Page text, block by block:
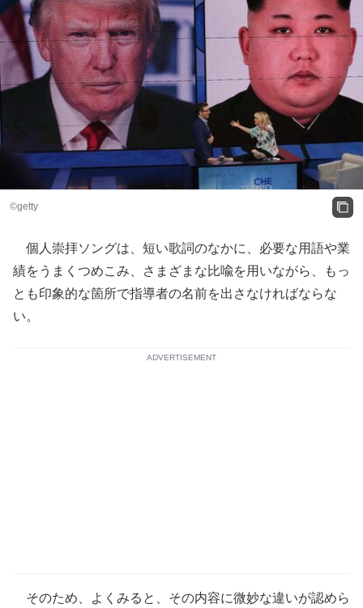
©getty
個人崇拝ソングは、短い歌詞のなかに、必要な用語や業
績をうまくつめこみ、さまざまな比喩を用いながら、もっ
とも印象的な箇所で指導者の名前を出さなければならな
い。
ADVERTISEMENT
そのため、よくみると、その内容に微妙な違いが認めら